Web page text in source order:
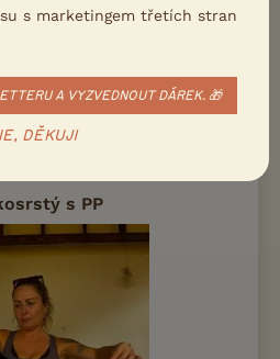
jsou narozena 7.7. 2026 a k
Orlicí
blizenec... 45×
s PP
s marketingem třetích stran
A VYZVEDNOUT DÁREK. 🎁
DĚKUJI